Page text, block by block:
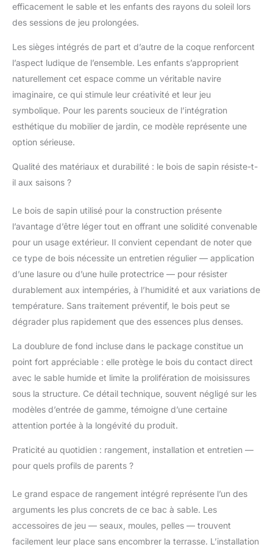
soutiennent l'auvent, le
rendant plus fiable.
Doublure : Le fond
ouvert du bac à sable
en bois est doublé
pour favoriser la
ventilation et faciliter le
drainage, gardant le
sable propre et
maintenant une
aide à ajuster la
animaux, augmentant
la sécurité de l'aire de
jeu. Sièges Spacieux &
Solutions de
Rangement : Conçu
pour accueillir
confortablement 2 à 3
enfants, le bac à sable
de jardin comprend
plusieurs sièges
sociaux. De plus, les
espaces de rangement
sous siège et sous
marche permettent de
garder les essentiels
organisés et à portée
de main. Apparence de
design amusant en
forme de bateau
drapeau rouge, une
barre et une proue, le
enfants stimule
l'imagination et
efficacement le sable et les enfants des rayons du soleil lors
des sessions de jeu prolongées.
Les sièges intégrés de part et d’autre de la coque renforcent
l’aspect ludique de l’ensemble. Les enfants s’approprient
naturellement cet espace comme un véritable navire
imaginaire, ce qui stimule leur créativité et leur jeu
symbolique. Pour les parents soucieux de l’intégration
esthétique du mobilier de jardin, ce modèle représente une
option sérieuse.
Qualité des matériaux et durabilité : le bois de sapin résiste-t-
il aux saisons ?
Le bois de sapin utilisé pour la construction présente
l’avantage d’être léger tout en offrant une solidité convenable
pour un usage extérieur. Il convient cependant de noter que
ce type de bois nécessite un entretien régulier — application
d’une lasure ou d’une huile protectrice — pour résister
durablement aux intempéries, à l’humidité et aux variations de
température. Sans traitement préventif, le bois peut se
dégrader plus rapidement que des essences plus denses.
La doublure de fond incluse dans le package constitue un
point fort appréciable : elle protège le bois du contact direct
avec le sable humide et limite la prolifération de moisissures
sous la structure. Ce détail technique, souvent négligé sur les
modèles d’entrée de gamme, témoigne d’une certaine
attention portée à la longévité du produit.
Praticité au quotidien : rangement, installation et entretien —
pour quels profils de parents ?
Le grand espace de rangement intégré représente l’un des
arguments les plus concrets de ce bac à sable. Les
accessoires de jeu — seaux, moules, pelles — trouvent
facilement leur place sans encombrer la terrasse. L’installation